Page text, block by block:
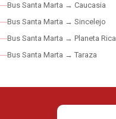
Bus Santa Marta → Caucasia
Bus Santa Marta → Sincelejo
Bus Santa Marta → Planeta Rica
Bus Santa Marta → Taraza